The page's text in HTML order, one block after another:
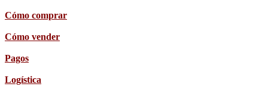
Cómo comprar
Cómo vender
Pagos
Logística